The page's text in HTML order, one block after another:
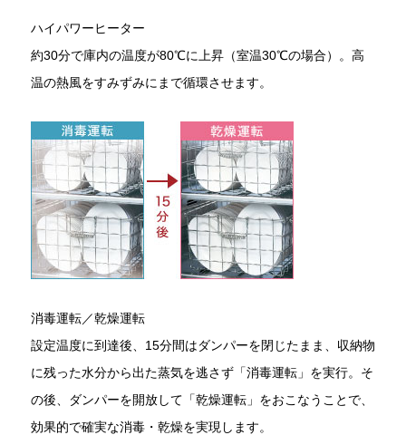
ハイパワーヒーター
約30分で庫内の温度が80℃に上昇（室温30℃の場合）。高
温の熱風をすみずみにまで循環させます。
消毒運転／乾燥運転
設定温度に到達後、15分間はダンパーを閉じたまま、収納物
に残った水分から出た蒸気を逃さず「消毒運転」を実行。そ
の後、ダンパーを開放して「乾燥運転」をおこなうことで、
効果的で確実な消毒・乾燥を実現します。